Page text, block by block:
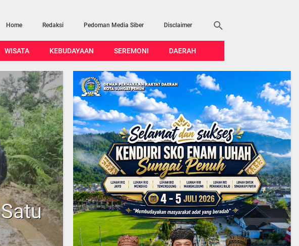
Home Redaksi Pedoman Media Siber Disclaimer
WISATA KEBUDAYAAN SEREMONI DAERAH